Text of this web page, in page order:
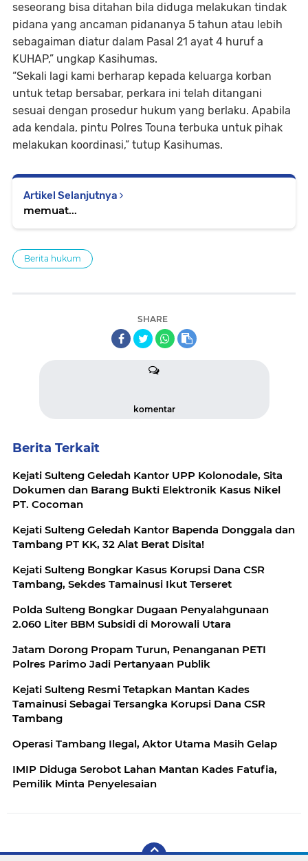
seseorang bisa ditahan bila diduga melakukan tindak
pidana yang ancaman pidananya 5 tahun atau lebih
sebagaiman diatur dalam Pasal 21 ayat 4 huruf a
KUHAP,” ungkap Kasihumas.
“Sekali lagi kami berharap kepada keluarga korban
untuk tetap bersabar, perkara ini telah ditangani
sesuai dengan prosedur hukum yang berlaku. Apabila
ada kendala, pintu Polres Touna terbuka untuk pihak
melakukan koordinasi,” tutup Kasihumas.
Artikel Selanjutnya
memuat...
Berita hukum
SHARE
komentar
Berita Terkait
Kejati Sulteng Geledah Kantor UPP Kolonodale, Sita
Dokumen dan Barang Bukti Elektronik Kasus Nikel
PT. Cocoman
Kejati Sulteng Geledah Kantor Bapenda Donggala dan
Tambang PT KK, 32 Alat Berat Disita!
Kejati Sulteng Bongkar Kasus Korupsi Dana CSR
Tambang, Sekdes Tamainusi Ikut Terseret
Polda Sulteng Bongkar Dugaan Penyalahgunaan
2.060 Liter BBM Subsidi di Morowali Utara
‎Jatam Dorong Propam Turun, Penanganan PETI
Kejati Sulteng Resmi Tetapkan Mantan Kades
Tamainusi Sebagai Tersangka Korupsi Dana CSR
Tambang
Operasi Tambang Ilegal, Aktor Utama Masih Gelap
IMIP Diduga Serobot Lahan Mantan Kades Fatufia,
Pemilik Minta Penyelesaian